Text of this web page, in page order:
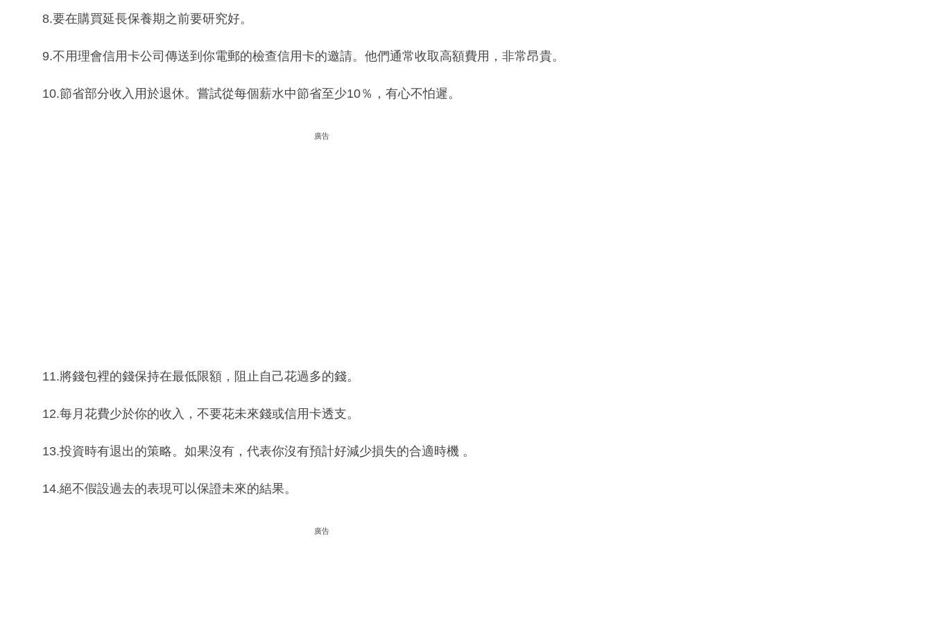
8.要在購買延長保養期之前要研究好。
9.不用理會信用卡公司傳送到你電郵的檢查信用卡的邀請。他們通常收取高額費用，非常昂貴。
10.節省部分收入用於退休。嘗試從每個薪水中節省至少10％，有心不怕遲。
廣告
11.將錢包裡的錢保持在最低限額，阻止自己花過多的錢。
12.每月花費少於你的收入，不要花未來錢或信用卡透支。
13.投資時有退出的策略。如果沒有，代表你沒有預計好減少損失的合適時機 。
14.絕不假設過去的表現可以保證未來的結果。
廣告